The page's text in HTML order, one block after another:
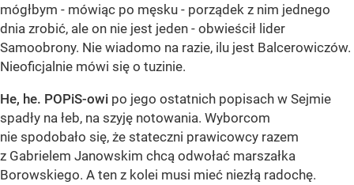
mógłbym - mówiąc po męsku - porządek z nim jednego
dnia zrobić, ale on nie jest jeden - obwieścił lider
Samoobrony. Nie wiadomo na razie, ilu jest Balcerowiczów.
Nieoficjalnie mówi się o tuzinie.
He, he. POPiS-owi po jego ostatnich popisach w Sejmie
spadły na łeb, na szyję notowania. Wyborcom
nie spodobało się, że stateczni prawicowcy razem
z Gabrielem Janowskim chcą odwołać marszałka
Borowskiego. A ten z kolei musi mieć niezłą radochę.